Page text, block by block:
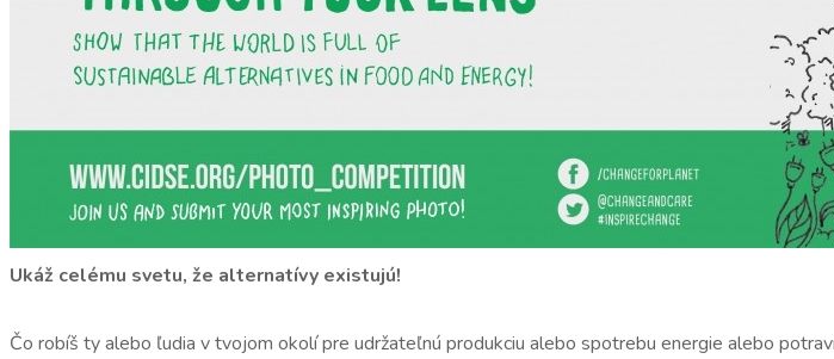
Ukáž celému svetu, že alternatívy existujú!
Čo robíš ty alebo ľudia v tvojom okolí pre udržateľnú produkciu alebo spotrebu energie alebo